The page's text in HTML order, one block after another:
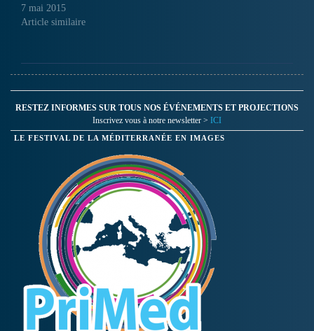
7 mai 2015
Article similaire
RESTEZ INFORMES SUR TOUS NOS ÉVÉNEMENTS ET PROJECTIONS
Inscrivez vous à notre newsletter > ICI
LE FESTIVAL DE LA MÉDITERRANÉE EN IMAGES